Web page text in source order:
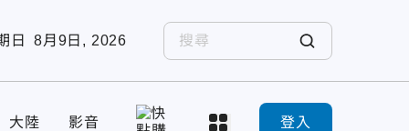
日 8月9日, 2026
大陸 影音 登入